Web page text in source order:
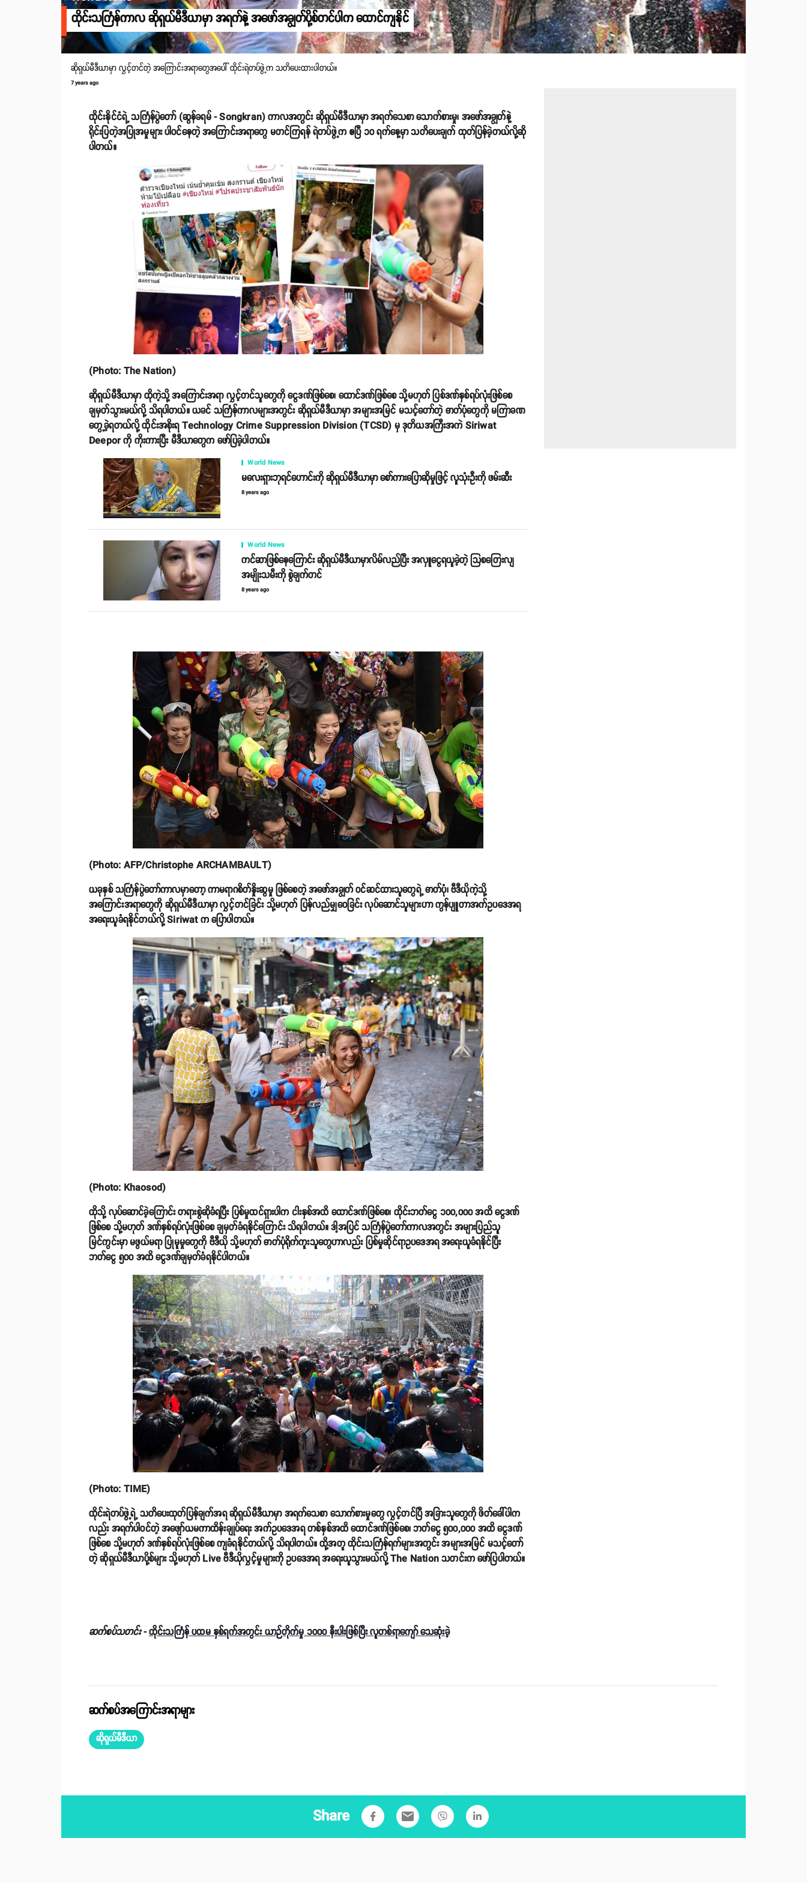
ထိုင်းသင်္ကြန်ကာလ ဆိုရှယ်မီဒီယာမှာ အရက်နဲ့ အဖော်အချွတ်ပို့စ်တင်ပါက ထောင်ကျနိုင်
ဆိုရှယ်မီဒီယာမှာ လွှင့်တင်တဲ့ အကြောင်းအရာတွေအပေါ် ထိုင်းရဲတပ်ဖွဲ့က သတိပေးထားပါတယ်။
7 years ago
ထိုင်းနိုင်ငံရဲ့ သင်္ကြန်ပွဲတော် (ဆွန်ခရမ် - Songkran) ကာလအတွင်း ဆိုရှယ်မီဒီယာမှာ အရက်သေစာ သောက်စားမှု၊ အဖော်အချွတ်နဲ့
ရိုင်းပြတဲ့အပြုအမှုများ ပါဝင်နေတဲ့ အကြောင်းအရာတွေ မတင်ကြရန် ရဲတပ်ဖွဲ့က ဧပြီ ၁၀ ရက်နေ့မှာ သတိပေးချက် ထုတ်ပြန်ခဲ့တယ်လို့ဆို
ပါတယ်။
(Photo: The Nation)
ဆိုရှယ်မီဒီယာမှာ ထိုကဲ့သို့ အကြောင်းအရာ လွှင့်တင်သူတွေကို ငွေဒဏ်ဖြစ်စေ၊ ထောင်ဒဏ်ဖြစ်စေ သို့မဟုတ် ပြစ်ဒဏ်နှစ်ရပ်လုံးဖြစ်စေ
ချမှတ်သွားမယ်လို့ သိရပါတယ်။ ယခင် သင်္ကြန်ကာလများအတွင်း ဆိုရှယ်မီဒီယာမှာ အများအမြင် မသင့်တော်တဲ့ ဓာတ်ပုံတွေကို မကြာခဏ
တွေ့ခဲ့ရတယ်လို့ ထိုင်းအစိုးရ Technology Crime Suppression Division (TCSD) မှ ဒုတိယအကြီးအကဲ Siriwat
Deepor ကို ကိုးကားပြီး မီဒီယာတွေက ဖော်ပြခဲ့ပါတယ်။
World News
မလေးရှားဘုရင်ဟောင်းကို ဆိုရှယ်မီဒီယာမှာ စော်ကားပြောဆိုမှုဖြင့် လူသုံးဦးကို ဖမ်းဆီး
8 years ago
World News
ကင်ဆာဖြစ်နေကြောင်း ဆိုရှယ်မီဒီယာမှာလိမ်လည်ပြီး အလှူငွေရယူခဲ့တဲ့ သြစတြေးလျ
အမျိုးသမီးကို စွဲချက်တင်
8 years ago
(Photo: AFP/Christophe ARCHAMBAULT)
ယခုနှစ် သင်္ကြန်ပွဲတော်ကာလမှာတော့ ကာမရာဂစိတ်နှိုးဆွမှု ဖြစ်စေတဲ့ အဖော်အချွတ် ဝင်ဆင်ထားသူတွေရဲ့ ဓာတ်ပုံ၊ ဗီဒီယိုကဲ့သို့
အကြောင်းအရာတွေကို ဆိုရှယ်မီဒီယာမှာ လွှင့်တင်ခြင်း သို့မဟုတ် ပြန်လည်မျှဝေခြင်း လုပ်ဆောင်သူများဟာ ကွန်ပျူတာအက်ဥပဒေအရ
အရေးယူခံရနိုင်တယ်လို့ Siriwat က ပြောပါတယ်။
(Photo: Khaosod)
ထိုသို့ လုပ်ဆောင်ခဲ့ကြောင်း တရားစွဲဆိုခံရပြီး ပြစ်မှုထင်ရှားပါက ငါးနှစ်အထိ ထောင်ဒဏ်ဖြစ်စေ၊ ထိုင်းဘတ်ငွေ ၁၀၀,၀၀၀ အထိ ငွေဒဏ်
ဖြစ်စေ သို့မဟုတ် ဒဏ်နှစ်ရပ်လုံးဖြစ်စေ ချမှတ်ခံရနိုင်ကြောင်း သိရပါတယ်။ ဒါ့အပြင် သင်္ကြန်ပွဲတော်ကာလအတွင်း အများပြည်သူ
မြင်ကွင်းမှာ မဖွယ်မရာ ပြုမူမှုတွေကို ဗီဒီယို သို့မဟုတ် ဓာတ်ပုံရိုက်ကူးသူတွေဟာလည်း ပြစ်မှုဆိုင်ရာဥပဒေအရ အရေးယူခံရနိုင်ပြီး
ဘတ်ငွေ ၅၀၀ အထိ ငွေဒဏ်ချမှတ်ခံရနိုင်ပါတယ်။
(Photo: TIME)
ထိုင်းရဲတပ်ဖွဲ့ရဲ့ သတိပေးထုတ်ပြန်ချက်အရ ဆိုရှယ်မီဒီယာမှာ အရက်သေစာ သောက်စားမှုတွေ လွှင့်တင်ပြီ အခြားသူတွေကို ဖိတ်ခေါ်ပါက
လည်း အရက်ပါဝင်တဲ့ အဖျော်ယမကာထိန်းချုပ်ရေး အက်ဥပဒေအရ တစ်နှစ်အထိ ထောင်ဒဏ်ဖြစ်စေ၊ ဘတ်ငွေ ၅၀၀,၀၀၀ အထိ ငွေဒဏ်
ဖြစ်စေ သို့မဟုတ် ဒဏ်နှစ်ရပ်လုံးဖြစ်စေ ကျခံရနိုင်တယ်လို့ သိရပါတယ်။ ထို့အတူ ထိုင်းသင်္ကြန်ရက်များအတွင်း အများအမြင် မသင့်တော်
တဲ့ ဆိုရှယ်မီဒီယာပို့စ်များ သို့မဟုတ် Live ဗီဒီယိုလွှင့်မှုများကို ဥပဒေအရ အရေးယူသွားမယ်လို့ The Nation သတင်းက ဖော်ပြပါတယ်။
ဆက်စပ်သတင်း-ထိုင်းသင်္ကြန် ပထမ နှစ်ရက်အတွင်း ယာဉ်တိုက်မှု ၁၀၀၀ နီးပါးဖြစ်ပြီး လူတစ်ရာကျော် သေဆုံးခဲ့
ဆက်စပ်အကြောင်းအရာများ
ဆိုရှယ်မီဒီယာ
Share email